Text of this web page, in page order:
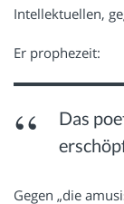
Intellektuellen,
Er prophezeit:
Das
Gegen „die